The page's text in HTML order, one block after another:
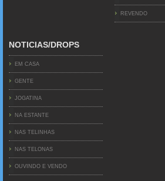
REVENDO
NOTICIAS/DROPS
EM CASA
GENTE
JOGATINA
NA ESTANTE
NAS TELINHAS
NAS TELONAS
OUVINDO E VENDO